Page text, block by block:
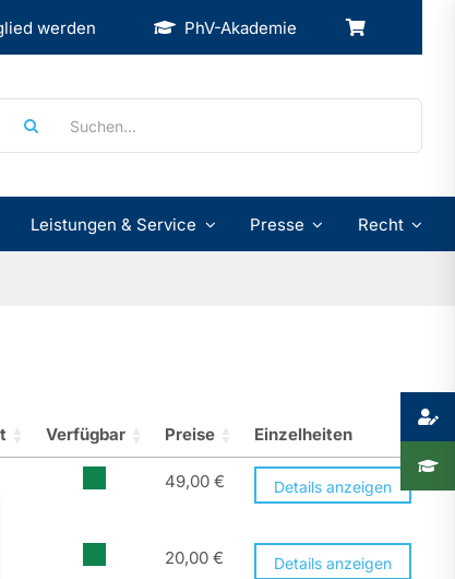
werden PhV-Akademie
Leistungen & Service Presse Recht
Verfügbar Preise Einzelheiten
49,00 € Details anzeigen
20,00 € Details anzeigen